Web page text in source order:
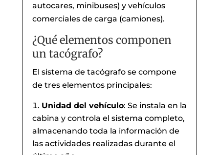
autocares, minibuses) y vehículos
comerciales de carga (camiones).
¿Qué elementos componen
un tacógrafo?
El sistema de tacógrafo se compone
de tres elementos principales:
Unidad del vehículo: Se instala en la
cabina y controla el sistema completo,
almacenando toda la información de
las actividades realizadas durante el